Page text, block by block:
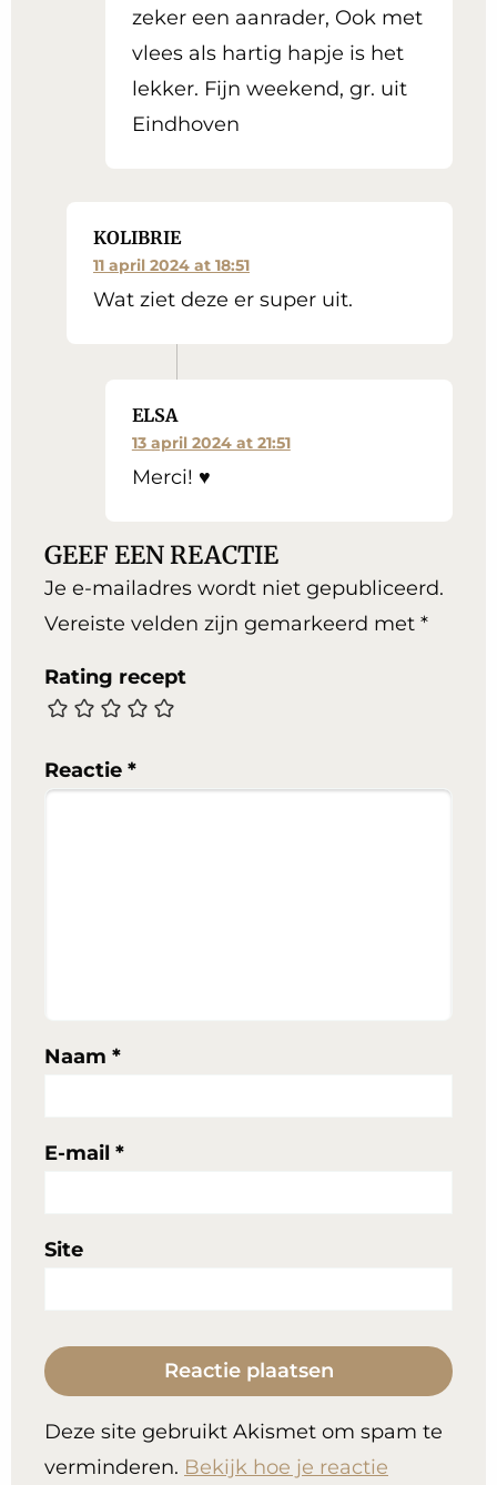
zeker een aanrader, Ook met
vlees als hartig hapje is het
lekker. Fijn weekend, gr. uit
Eindhoven
KOLIBRIE
11 april 2024 at 18:51
Wat ziet deze er super uit.
ELSA
13 april 2024 at 21:51
Merci! ♥
GEEF EEN REACTIE
Je e-mailadres wordt niet gepubliceerd.
Vereiste velden zijn gemarkeerd met *
Rating recept
Reactie *
Naam *
E-mail *
Site
Deze site gebruikt Akismet om spam te
verminderen. Bekijk hoe je reactie